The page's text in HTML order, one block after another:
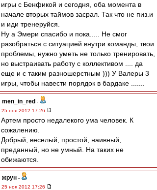
игры с Бенфикой и сегодня, оба момента в
начале вторых таймов засрал. Так что не пиз.и
и иди тренеруйся.
Ну а Эмери спасибо и пока..... Не смог
разобраться с ситуацией внутри команды, твои
проблемы, нужно уметь не только тренировать,
но выстраивать работу с коллективом .... да
еще и с таким разношерстным ))) У Валеры 3
игры, чтобы навести порядок в бардаке .......
men_in_red -
25 ноя 2012 17:26
Артем просто недалекого ума человек. К
сожалению.
Добрый, веселый, простой, наивный,
преданный, но не умный. На таких не
обижаются.
жрун -
25 ноя 2012 17:26